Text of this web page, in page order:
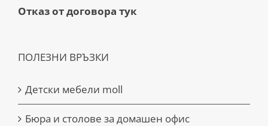
Отказ от договора тук
ПОЛЕЗНИ ВРЪЗКИ
Детски мебели moll
Бюра и столове за домашен офис